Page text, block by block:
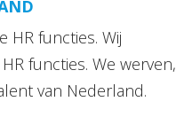
functies. Wij
functies. We werven,
van Nederland.